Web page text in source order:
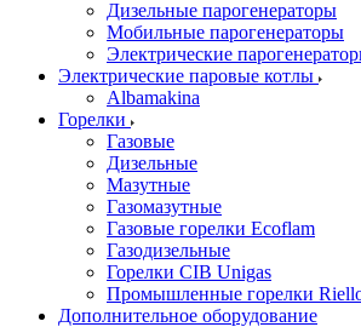
Дизельные парогенераторы
Мобильные парогенераторы
Электрические
Электрические паровые котлы
Albamakina
Горелки
Газовые
Дизельные
Мазутные
Газомазутные
Газовые горелки Ecoflam
Газодизельные
Горелки CIB Unigas
Промышленные горелки
Дополнительное оборудование